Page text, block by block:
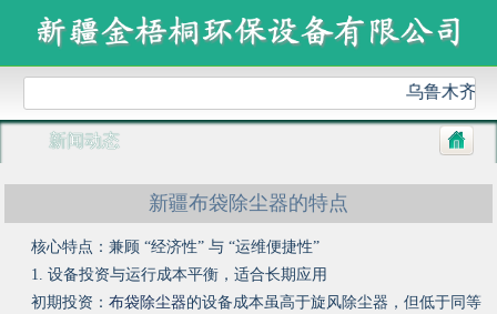
乌鲁木齐
新闻动态
新疆布袋除尘器的特点
核心特点：兼顾 “经济性” 与 “运维便捷性”
1. 设备投资与运行成本平衡，适合长期应用
初期投资：布袋除尘器的设备成本虽高于旋风除尘器，但低于同等